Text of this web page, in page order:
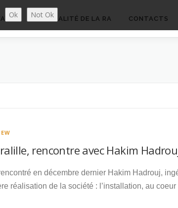
ACTUALITÉ DE LA RA CONTACTS
rencontre avec Hakim
en décembre dernier Hakim Hadrouj,
réalisation de la société : l’installation, au
Ok Not Ok